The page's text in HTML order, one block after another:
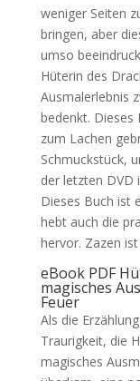
weniger Seiten
bringen, aber
umso
Hüterin des
Ausmalerlebnis
bedenkt. Dieses
zum Lachen
Schmuckstück,
der letzten DVD
Dieses Buch ist
hebt auch die
hervor. Zazen
eBook PDF
magisches
Feuer
Als die
Traurigkeit, die
magisches